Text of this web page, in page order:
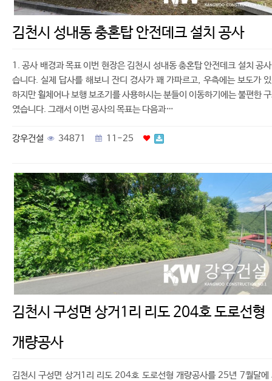
김천시 성내동 충혼탑 안전데크 설치 공사
1. 공사 배경과 목표 이번 현장은 김천시 성내동 충혼탑 안전데크 설치 공
습니다. 실제 답사를 해보니 잔디 경사가 꽤 가파르고, 우측에는 보도가
하지만 휠체어나 보행 보조기를 사용하시는 분들이 이동하기에는 불편한
였습니다. 그래서 이번 공사의 목표는 다음과…
강우건설 34871 11-25
김천시 구성면 상거1리 리도 204호 도로선형
개량공사
김천시 구성면 상거1리 리도 204호 도로선형 개량공사를 25년 7월달에